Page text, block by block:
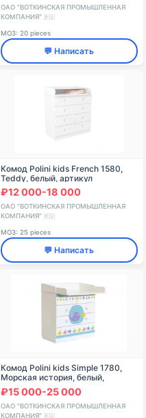
ОАО "ВОТКИНСКАЯ ПРОМЫШЛЕННАЯ
КОМПАНИЯ"
🇷🇺
МОЗ: 20 pieces
💬 Написать
Комод Polini kids French 1580,
Teddy, белый, артикул
0001530.9
₽12 000-18 000
ОАО "ВОТКИНСКАЯ ПРОМЫШЛЕННАЯ
КОМПАНИЯ"
🇷🇺
МОЗ: 25 pieces
💬 Написать
Комод Polini kids Simple 1780,
Морская история, белый,
артикул 0001315.9.5
₽15 000-25 000
ОАО "ВОТКИНСКАЯ ПРОМЫШЛЕННАЯ
КОМПАНИЯ"
🇷🇺